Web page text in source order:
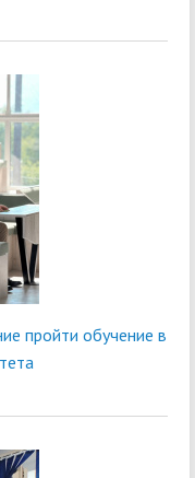
пройти обучение в